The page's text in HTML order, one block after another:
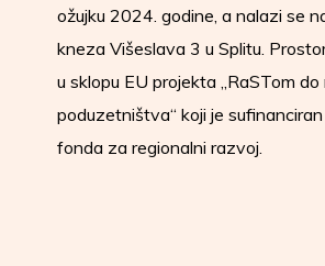
ožujku 2024. godine, a nalazi se
kneza Višeslava 3 u Splitu.
u sklopu EU projekta „RaSTom
poduzetništva“ koji je
fonda za regionalni razvoj.